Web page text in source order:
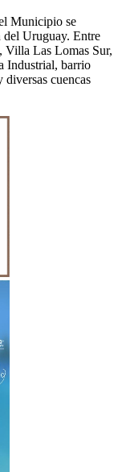
Municipio se
del Uruguay. Entre
Villa Las Lomas Sur,
Industrial, barrio
cuencas